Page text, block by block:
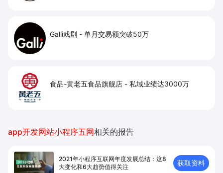
Galli戏剧 - 单月交易额突破50万
食品-黄老五食品旗舰店 - 私域业绩达3000万
app开发网站小程序五网相关的报告
2021年小程序互联网年度发展总结：这8
大变化和6大趋势值得关注
获取资料